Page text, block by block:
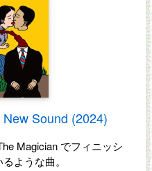
Sound (2024)
Magician でフィニッシ
ような曲。